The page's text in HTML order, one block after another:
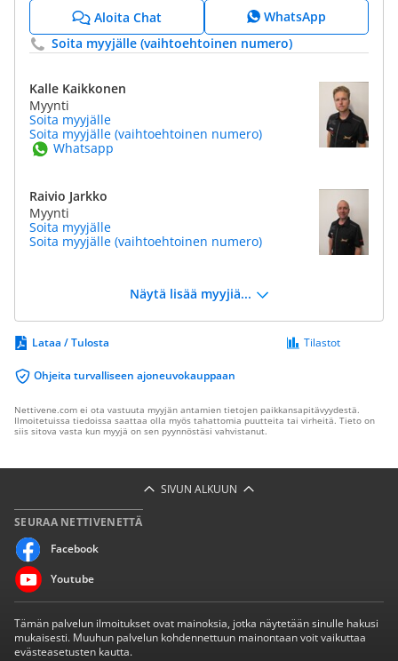
Aloita Chat
WhatsApp
Soita myyjälle (vaihtoehtoinen numero)
Kalle Kaikkonen
Myynti
Soita myyjälle
Soita myyjälle (vaihtoehtoinen numero)
Whatsapp
Raivio Jarkko
Myynti
Soita myyjälle
Soita myyjälle (vaihtoehtoinen numero)
Näytä lisää myyjiä...
Lataa / Tulosta
Ohjeita turvalliseen ajoneuvokauppaan
Tilastot
Nettivene.com ei ota vastuuta myyjän antamien tietojen paikkansapitävyydestä.
Ilmoitetuissa tiedoissa saattaa olla myös tahattomia puutteita tai virheitä. Tieto on
siis sitova vasta kun myyjä on sen pyynnöstäsi vahvistanut.
SIVUN ALKUUN
SEURAA NETTIVENETTÄ
Facebook
Youtube
Tämän palvelun ilmoitukset ovat mainoksia, jotka näytetään sinulle hakusi
mukaisesti. Muuhun palvelun kohdennettuun mainontaan voit vaikuttaa
evästeasetusten kautta.